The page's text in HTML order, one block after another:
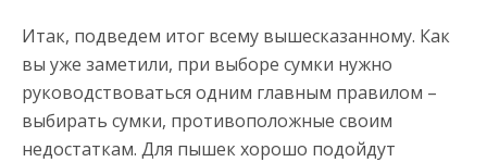
Итак, подведем итог всему вышесказанному. Как
вы уже заметили, при выборе сумки нужно
руководствоваться одним главным правилом –
выбирать сумки, противоположные своим
недостаткам. Для пышек хорошо подойдут